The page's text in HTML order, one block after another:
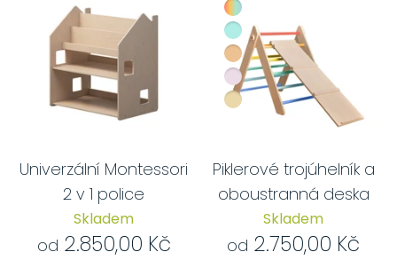
Univerzální Montessori
2 v 1 police
Skladem
od 2.850,00 Kč
Piklerové trojúhelník a
oboustranná deska
Skladem
od 2.750,00 Kč